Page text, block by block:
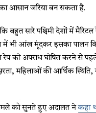
का आसान जरिया बन सकता है.
बहुत सारे पश्चिमी देशों में
में भी आंख मूंदकर इसका पालन
रेप को अपराध घोषित करने से
महिलाओं की आर्थिक स्थिति,
को सुनते हुए अदालत नेकहा